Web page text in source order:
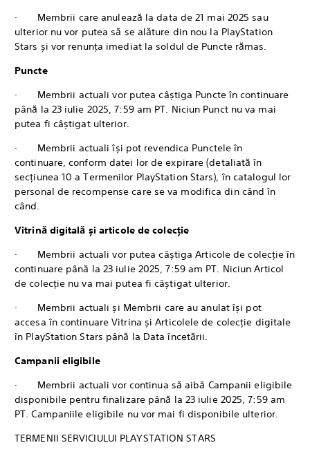
· Membrii care anulează la data de 21 mai 2025 sau
ulterior nu vor putea să se alăture din nou la PlayStation
Stars și vor renunța imediat la soldul de Puncte rămas.
Puncte
· Membrii actuali vor putea câștiga Puncte în continuare
până la 23 iulie 2025, 7:59 am PT. Niciun Punct nu va mai
putea fi câștigat ulterior.
· Membrii actuali își pot revendica Punctele în
continuare, conform datei lor de expirare (detaliată în
secțiunea 10 a Termenilor PlayStation Stars), în catalogul lor
personal de recompense care se va modifica din când în
când.
Vitrină digitală și articole de colecție
· Membrii actuali vor putea câștiga Articole de colecție în
continuare până la 23 iulie 2025, 7:59 am PT. Niciun Articol
de colecție nu va mai putea fi câștigat ulterior.
· Membrii actuali și Membrii care au anulat își pot
accesa în continuare Vitrina și Articolele de colecție digitale
în PlayStation Stars până la Data încetării.
Campanii eligibile
· Membrii actuali vor continua să aibă Campanii eligibile
disponibile pentru finalizare până la 23 iulie 2025, 7:59 am
PT. Campaniile eligibile nu vor mai fi disponibile ulterior.
TERMENII SERVICIULUI PLAYSTATION STARS